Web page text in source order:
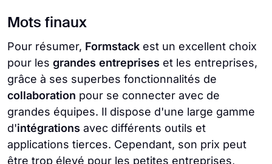
Mots finaux
Pour résumer, Formstack est un excellent choix
pour les grandes entreprises et les entreprises,
grâce à ses superbes fonctionnalités de
collaboration pour se connecter avec de
grandes équipes. Il dispose d'une large gamme
d'intégrations avec différents outils et
applications tierces. Cependant, son prix peut
être trop élevé pour les petites entreprises,